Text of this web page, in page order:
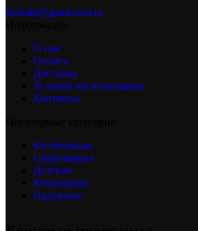
kontakt@gamevent.ru
О нас
Оплата
Доставка
Условия обслуживания
Контакты
Футбольные
Спортивные
Детские
Командные
Надувные